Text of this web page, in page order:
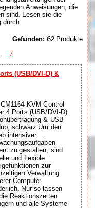
Anweisungen, die
sind. Lesen sie die
Gefunden: 62 Produkte
7
(USB/DVI-D) &
KVM Control
4 Ports (USB/DVI-D)
& USB
schwarz Um den
intensiver
zu gestalten, sind
und flexible
zur
Verwaltung
Computer
Nur so lassen
Reaktionszeiten
und alle Systeme